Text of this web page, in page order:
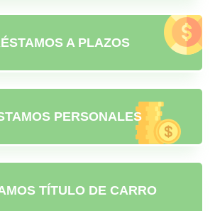
A PLAZOS
PERSONALES
TÍTULO DE CARRO